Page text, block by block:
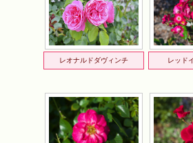
レオナルドダヴィンチ レッド